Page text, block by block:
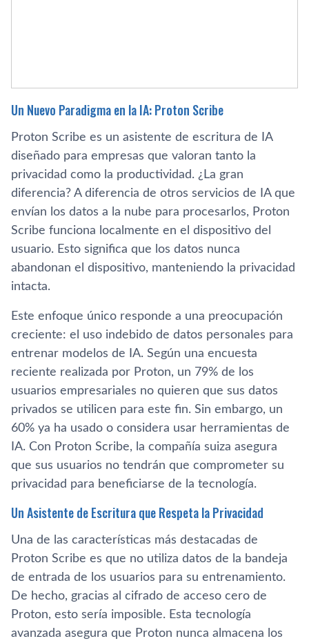
Un Nuevo Paradigma en la IA: Proton Scribe
Proton Scribe es un asistente de escritura de IA
diseñado para empresas que valoran tanto la
privacidad como la productividad. ¿La gran
diferencia? A diferencia de otros servicios de IA que
envían los datos a la nube para procesarlos, Proton
Scribe funciona localmente en el dispositivo del
usuario. Esto significa que los datos nunca
abandonan el dispositivo, manteniendo la privacidad
intacta.
Este enfoque único responde a una preocupación
creciente: el uso indebido de datos personales para
entrenar modelos de IA. Según una encuesta
reciente realizada por Proton, un 79% de los
usuarios empresariales no quieren que sus datos
privados se utilicen para este fin. Sin embargo, un
60% ya ha usado o considera usar herramientas de
IA. Con Proton Scribe, la compañía suiza asegura
que sus usuarios no tendrán que comprometer su
privacidad para beneficiarse de la tecnología.
Un Asistente de Escritura que Respeta la Privacidad
Una de las características más destacadas de
Proton Scribe es que no utiliza datos de la bandeja
de entrada de los usuarios para su entrenamiento.
De hecho, gracias al cifrado de acceso cero de
Proton, esto sería imposible. Esta tecnología
avanzada asegura que Proton nunca almacena los